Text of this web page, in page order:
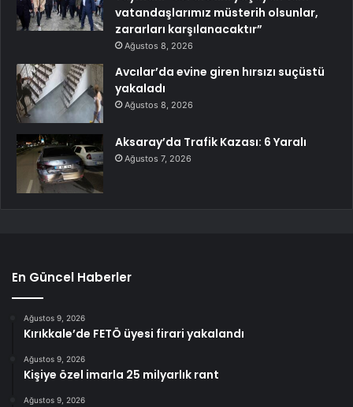
vatandaşlarımız müsterih olsunlar,
zararları karşılanacaktır”
Ağustos 8, 2026
Avcılar’da evine giren hırsızı suçüstü
yakaladı
Ağustos 8, 2026
Aksaray’da Trafik Kazası: 6 Yaralı
Ağustos 7, 2026
En Güncel Haberler
Ağustos 9, 2026
Kırıkkale’de FETÖ üyesi firari yakalandı
Ağustos 9, 2026
Kişiye özel imarla 25 milyarlık rant
Ağustos 9, 2026